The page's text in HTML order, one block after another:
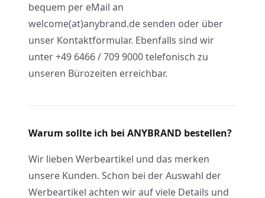
bequem per eMail an
welcome(at)anybrand.de senden oder über
unser Kontaktformular. Ebenfalls sind wir
unter +49 6466 / 709 9000 telefonisch zu
unseren Bürozeiten erreichbar.
Warum sollte ich bei ANYBRAND bestellen?
Wir lieben Werbeartikel und das merken
unsere Kunden. Schon bei der Auswahl der
Werbeartikel achten wir auf viele Details und